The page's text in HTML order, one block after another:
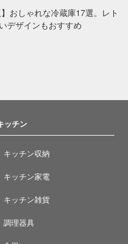
】おしゃれな冷蔵庫17選。レト
デザインもおすすめ
ッチン
キッチン収納
キッチン家電
キッチン雑貨
調理器具